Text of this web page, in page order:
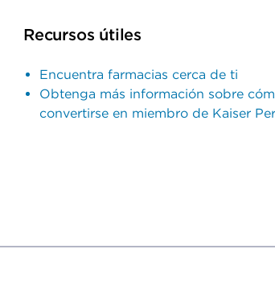
Recursos útiles
Encuentra farmacias cerca de ti
Obtenga más información sobre
convertirse en miembro de Kaiser